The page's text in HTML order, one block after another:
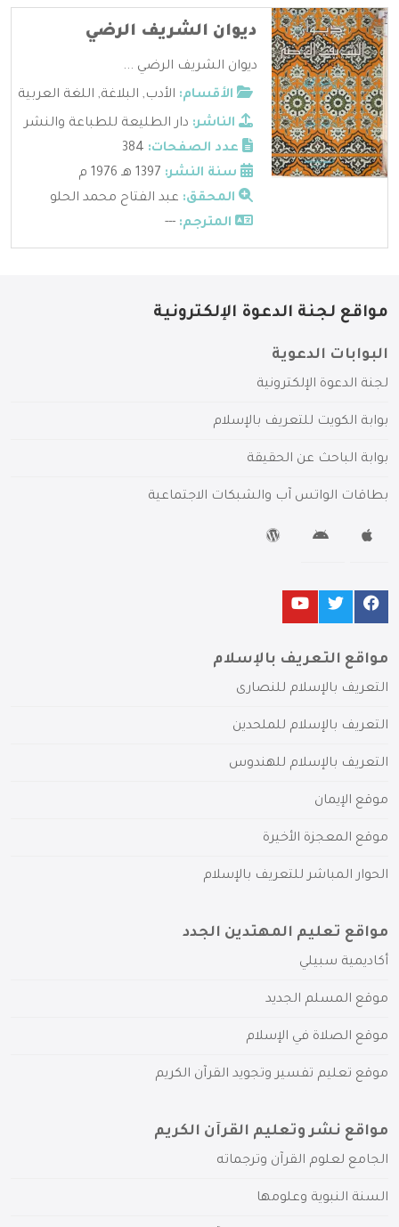
ديوان الشريف الرضي
ديوان الشريف الرضي ...
الأقسام: الأدب, البلاغة, اللغة العربية
الناشر: دار الطليعة للطباعة والنشر
عدد الصفحات:
سنة النشر:
المحقق: عبد الفتاح محمد الحلو
المترجم: ---
مواقع لجنة الدعوة الإلكترونية
البوابات الدعوية
لجنة الدعوة الإلكترونية
بوابة الكويت للتعريف بالإسلام
بوابة الباحث عن الحقيقة
بطاقات الواتس آب والشبكات الاجتماعية
مواقع التعريف بالإسلام
التعريف بالإسلام للنصارى
التعريف بالإسلام للملحدين
التعريف بالإسلام للهندوس
موقع الإيمان
موقع المعجزة الأخيرة
الحوار المباشر للتعريف بالإسلام
مواقع تعليم المهتدين الجدد
أكاديمية سبيلي
موقع المسلم الجديد
موقع الصلاة في الإسلام
موقع تعليم تفسير وتجويد القرآن الكريم
مواقع نشر وتعليم القرآن الكريم
الجامع لعلوم القرآن وترجماته
السنة النبوية وعلومها